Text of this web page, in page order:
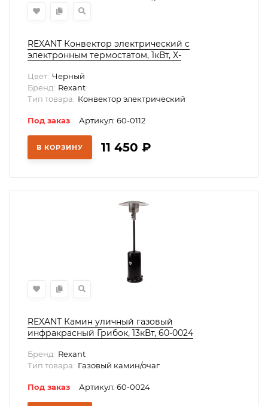
REXANT Конвектор электрический с
электронным термостатом, 1кВт, Х-
Цвет: Черный
Бренд: Rexant
Тип товара: Конвектор электрический
Под заказ Артикул: 60-0112
В КОРЗИНУ 11 450 ₽
REXANT Камин уличный газовый
инфракрасный Грибок, 13кВт, 60-0024
Бренд: Rexant
Тип товара: Газовый камин/очаг
Под заказ Артикул: 60-0024